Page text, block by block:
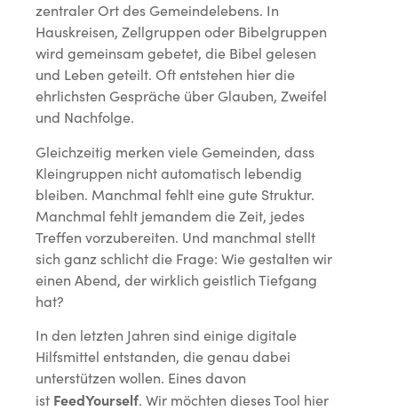
zentraler Ort des Gemeindelebens. In
Hauskreisen, Zellgruppen oder Bibelgruppen
wird gemeinsam gebetet, die Bibel gelesen
und Leben geteilt. Oft entstehen hier die
ehrlichsten Gespräche über Glauben, Zweifel
und Nachfolge.
Gleichzeitig merken viele Gemeinden, dass
Kleingruppen nicht automatisch lebendig
bleiben. Manchmal fehlt eine gute Struktur.
Manchmal fehlt jemandem die Zeit, jedes
Treffen vorzubereiten. Und manchmal stellt
sich ganz schlicht die Frage: Wie gestalten wir
einen Abend, der wirklich geistlich Tiefgang
hat?
In den letzten Jahren sind einige digitale
Hilfsmittel entstanden, die genau dabei
unterstützen wollen. Eines davon
ist FeedYourself. Wir möchten dieses Tool hier